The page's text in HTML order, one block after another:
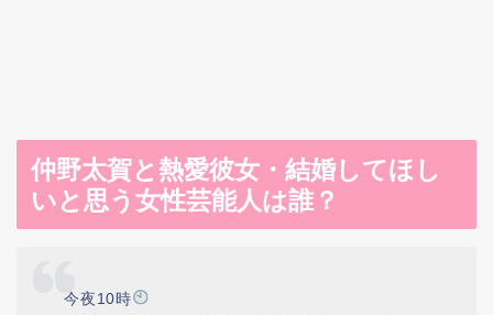
仲野太賀と熱愛彼女・結婚してほし
いと思う女性芸能人は誰？
今夜10時